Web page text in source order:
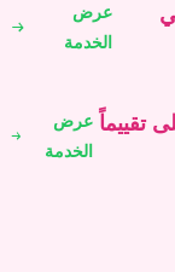
عرض
الخدمة
تقييماً عرض
الخدمة